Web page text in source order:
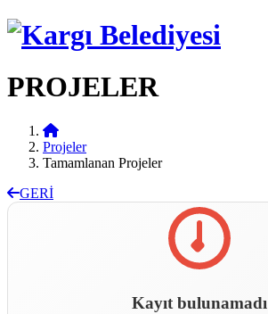
PROJELER
Projeler
Tamamlanan Projeler
GERİ
Kayıt bulunamadı